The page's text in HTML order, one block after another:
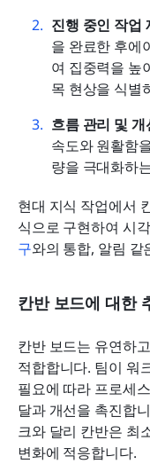
진행 중인 작업
을 완료한 후에
여 집중력을 높
목 현상을 식별
흐름 관리 및 개
속도와 원활함
량을 극대화하
현대 지식 작업에서
식으로 구현하여 시
구와의 통합, 알림 같
칸반 보드에 대한
칸반 보드는 유연하
적합합니다. 팀이 워
필요에 따라 프로세
달과 개선을 촉진합
크와 달리 칸반은 최
변화에 적응합니다.